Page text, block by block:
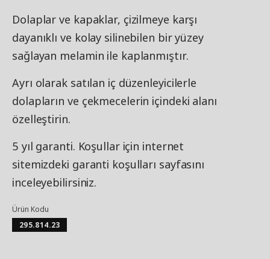
Dolaplar ve kapaklar, çizilmeye karşı
dayanıklı ve kolay silinebilen bir yüzey
sağlayan melamin ile kaplanmıştır.
Ayrı olarak satılan iç düzenleyicilerle
dolapların ve çekmecelerin içindeki alanı
özelleştirin.
5 yıl garanti. Koşullar için internet
sitemizdeki garanti koşulları sayfasını
inceleyebilirsiniz.
Ürün Kodu
295.814.23